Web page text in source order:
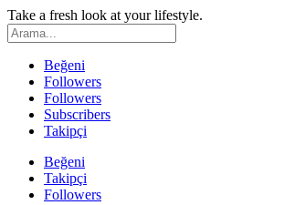
Take a fresh look at your lifestyle.
Beğeni
Followers
Followers
Subscribers
Takipçi
Beğeni
Takipçi
Followers